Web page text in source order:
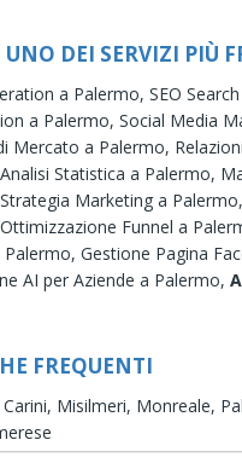
UNO DEI SERVIZI PIÙ
a Palermo, SEO
a Palermo, Social Media
Mercato a Palermo,
Analisi Statistica a Palermo,
Strategia Marketing a Palermo,
Ottimizzazione Funnel a
Palermo, Gestione Pagina
AI per Aziende a Palermo,
FREQUENTI
Carini, Misilmeri, Monreale,